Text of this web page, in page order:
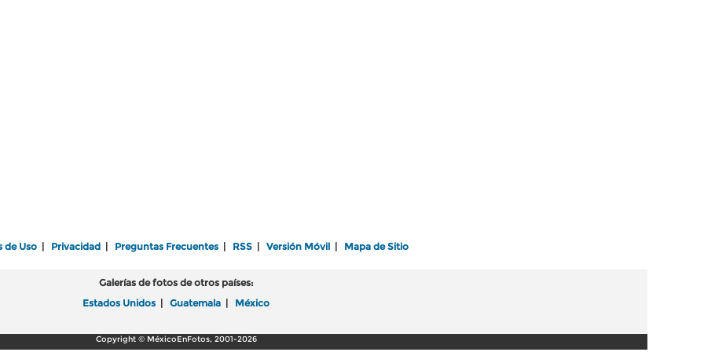
de Uso Privacidad Preguntas Frecuentes RSS Versión Móvil Mapa de Sitio
Galerías de fotos de otros países:
Estados Unidos
Guatemala México
Copyright © MéxicoEnFotos, 2001-2026